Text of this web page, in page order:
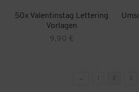
50x Valentinstag Lettering
Vorlagen
9,90 €
← 2 3